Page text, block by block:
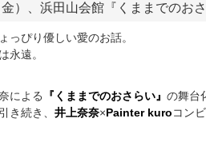
）、浜田山会館『くままでのお
っぴり優しい愛のお話。
永遠。
による 『くままでのおさらい』 の舞台
き続き、 井上奈奈×Painter kuroコン